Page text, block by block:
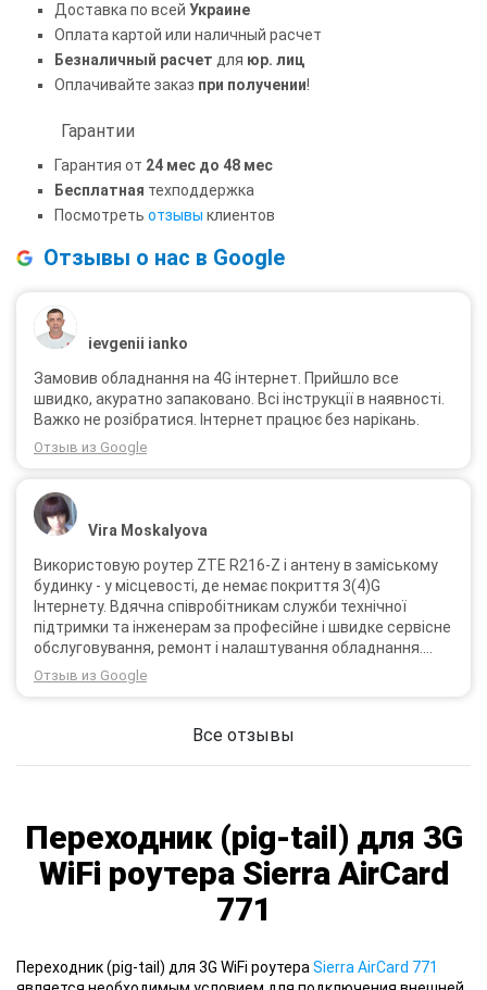
Доставка по всей Украине
Оплата картой или наличный расчет
Безналичный расчет для юр. лиц
Оплачивайте заказ при получении!
Гарантии
Гарантия от 24 мес до 48 мес
Бесплатная техподдержка
Посмотреть отзывы клиентов
Отзывы о нас в Google
ievgenii ianko
Замовив обладнання на 4G інтернет. Прийшло все
швидко, акуратно запаковано. Всі інструкції в наявності.
Важко не розібратися. Інтернет працює без нарікань.
Отзыв из Google
Vira Moskalyova
Використовую роутер ZTE R216-Z і антену в заміському
будинку - у місцевості, де немає покриття 3(4)G
Інтернету. Вдячна співробітникам служби технічної
підтримки та інженерам за професійне і швидке сервісне
обслуговування, ремонт і налаштування обладнання.
Через 3 роки після покупки я не шкодую про прийняте
тоді рішення придбати обладнання в компанії 3G star
Отзыв из Google
Все отзывы
Переходник (pig-tail) для 3G
WiFi роутера Sierra AirCard
771
Переходник (pig-tail) для 3G WiFi роутера Sierra AirCard 771